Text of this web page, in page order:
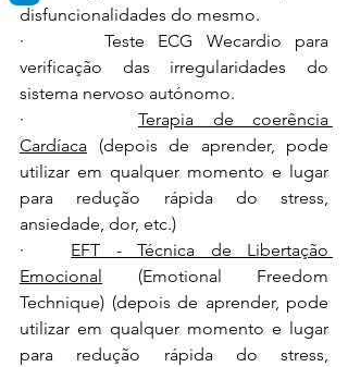
disfuncionalidades do mesmo.
·      Teste ECG Wecardio para
verificação das irregularidades do
sistema nervoso autónomo.
· Terapia de coerência
Cardíaca (depois de aprender, pode
utilizar em qualquer momento e lugar
para redução rápida do stress,
ansiedade, dor, etc.)
· EFT - Técnica de Libertação
Emocional (Emotional Freedom
Technique) (depois de aprender, pode
utilizar em qualquer momento e lugar
para redução rápida do stress,